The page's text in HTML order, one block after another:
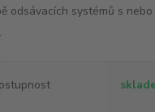
odsávacích systémů s